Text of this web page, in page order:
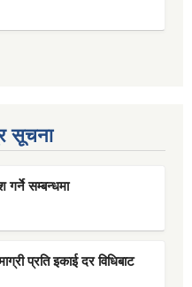
सूचना
सम्बन्धमा
प्रति इकाई दर विधिबाट